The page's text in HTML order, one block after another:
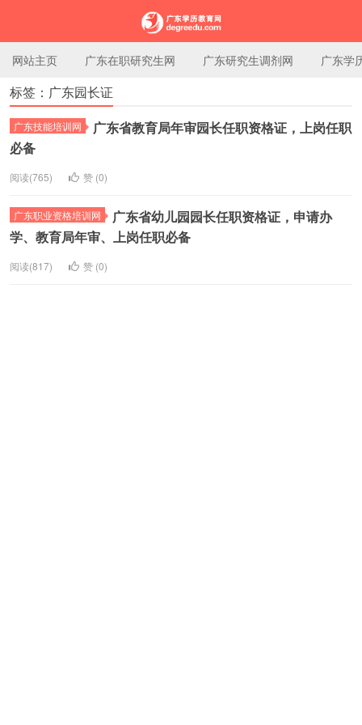
广东学历教育网
网站主页 广东在职研究生网 广东研究生调剂网 广东学
标签：广东园长证
广东技能培训网
广东省教育局年审园长任职资格证，上岗任职
必备
阅读(765) 赞 (0)
广东职业资格培训网
广东省幼儿园园长任职资格证，申请办
学、教育局年审、上岗任职必备
阅读(817) 赞 (0)